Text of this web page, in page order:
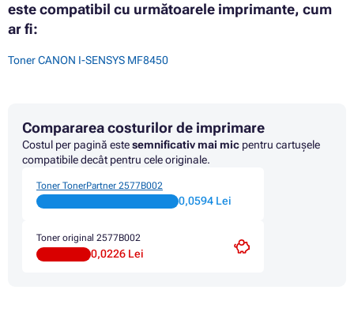
este compatibil cu următoarele imprimante, cum
ar fi:
Toner CANON I-SENSYS MF8450
Compararea costurilor de imprimare
Costul per pagină estesemnificativ mai mic pentru cartușele
compatibile decât pentru cele originale.
Toner TonerPartner 2577B002
0,0594 Lei
Toner original 2577B002
0,0226 Lei